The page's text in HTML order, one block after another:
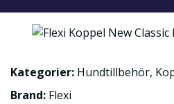
Kategorier: Hundtillbehör,
Brand: Flexi